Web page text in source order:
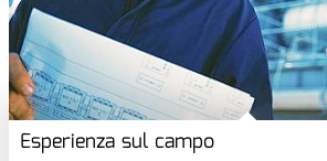
Esperienza sul campo